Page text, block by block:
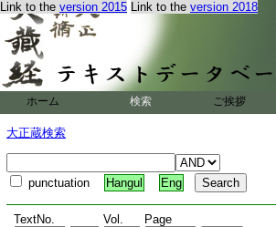
Link to the version 2015 Link to the version 2018
ホーム 検索 ご挨拶
大正蔵検索
punctuation Hangul Eng
TextNo. Vol. Page